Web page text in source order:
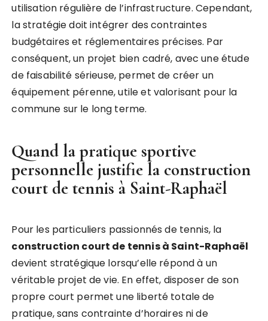
utilisation régulière de l’infrastructure. Cependant,
la stratégie doit intégrer des contraintes
budgétaires et réglementaires précises. Par
conséquent, un projet bien cadré, avec une étude
de faisabilité sérieuse, permet de créer un
équipement pérenne, utile et valorisant pour la
commune sur le long terme.
Quand la pratique sportive
personnelle justifie la construction
court de tennis à Saint-Raphaël
Pour les particuliers passionnés de tennis, la
construction court de tennis à Saint-Raphaël
devient stratégique lorsqu’elle répond à un
véritable projet de vie. En effet, disposer de son
propre court permet une liberté totale de
pratique, sans contrainte d’horaires ni de